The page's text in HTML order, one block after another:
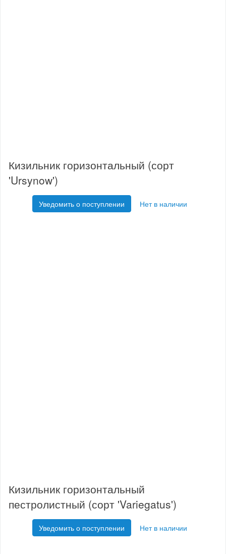
Кизильник горизонтальный (сорт
'Ursynow')
Уведомить о поступлении Нет в наличии
Кизильник горизонтальный
пестролистный (сорт 'Variegatus')
Уведомить о поступлении Нет в наличии